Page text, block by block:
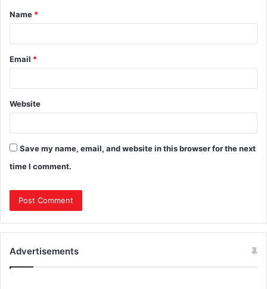
Name *
Email *
Website
Save my name, email, and website in this browser for the next
time I comment.
Advertisements